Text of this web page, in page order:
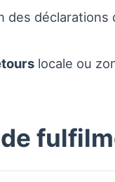
des
locale ou